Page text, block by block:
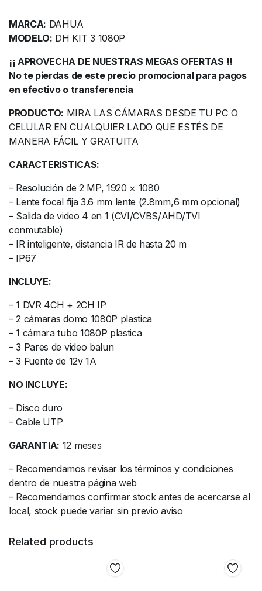
MARCA: DAHUA
MODELO: DH KIT 3 1080P
¡¡ APROVECHA DE NUESTRAS MEGAS OFERTAS !!
No te pierdas de este precio promocional para pagos
en efectivo o transferencia
PRODUCTO: MIRA LAS CÁMARAS DESDE TU PC O
CELULAR EN CUALQUIER LADO QUE ESTÉS DE
MANERA FÁCIL Y GRATUITA
CARACTERISTICAS:
– Resolución de 2 MP, 1920 × 1080
– Lente focal fija 3.6 mm lente (2.8mm,6 mm opcional)
– Salida de video 4 en 1 (CVI/CVBS/AHD/TVI
conmutable)
– IR inteligente, distancia IR de hasta 20 m
– IP67
INCLUYE:
– 1 DVR 4CH + 2CH IP
– 2 cámaras domo 1080P plastica
– 1 cámara tubo 1080P plastica
– 3 Pares de video balun
– 3 Fuente de 12v 1A
NO INCLUYE:
– Disco duro
– Cable UTP
GARANTIA: 12 meses
– Recomendamos revisar los términos y condiciones
dentro de nuestra página web
– Recomendamos confirmar stock antes de acercarse al
local, stock puede variar sin previo aviso
Related products